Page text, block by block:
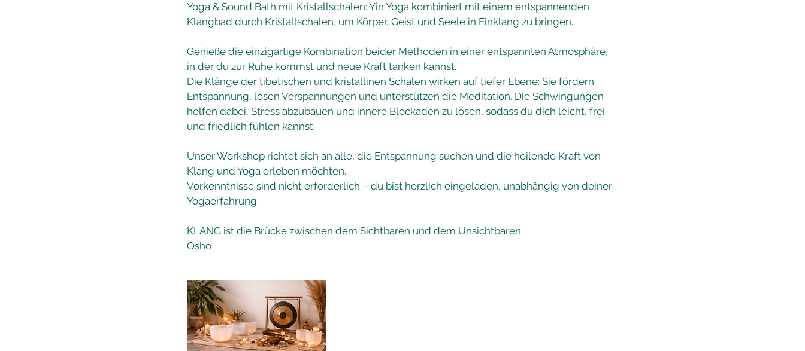
Yoga & Sound Bath mit Kristallschalen: Yin Yoga kombiniert mit einem entspannenden
Klangbad durch Kristallschalen, um Körper, Geist und Seele in Einklang zu bringen.
Genieße die einzigartige Kombination beider Methoden in einer entspannten Atmosphäre,
in der du zur Ruhe kommst und neue Kraft tanken kannst.
Die Klänge der tibetischen und kristallinen Schalen wirken auf tiefer Ebene: Sie fördern
Entspannung, lösen Verspannungen und unterstützen die Meditation. Die Schwingungen
helfen dabei, Stress abzubauen und innere Blockaden zu lösen, sodass du dich leicht, frei
und friedlich fühlen kannst.
Unser Workshop richtet sich an alle, die Entspannung suchen und die heilende Kraft von
Klang und Yoga erleben möchten.
Vorkenntnisse sind nicht erforderlich – du bist herzlich eingeladen, unabhängig von deiner
Yogaerfahrung.
KLANG ist die Brücke zwischen dem Sichtbaren und dem Unsichtbaren.
Osho